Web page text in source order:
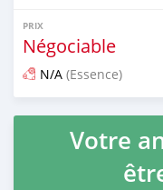
PRIX
Négociable
N/A (Essence)
Publié il y a 24 jours
Votre